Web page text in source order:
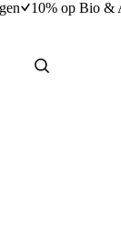
10% op Bio &